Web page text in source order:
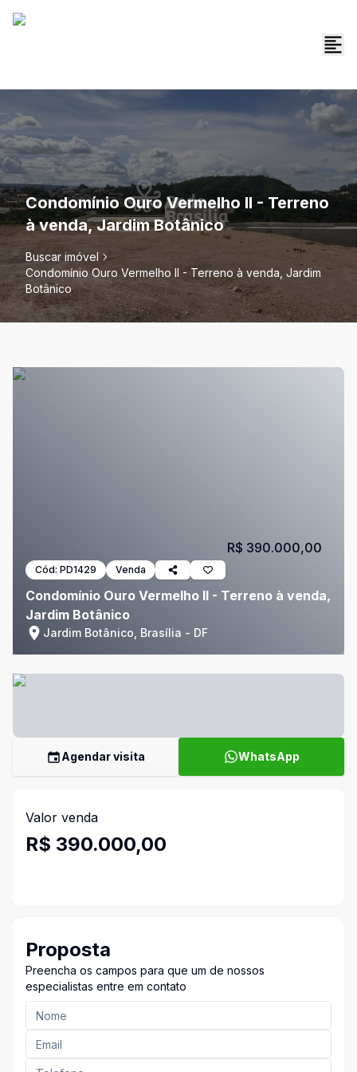
Condomínio Ouro Vermelho II - Terreno
à venda, Jardim Botânico
Buscar imóvel
Condomínio Ouro Vermelho II - Terreno à venda, Jardim
Botânico
Cód: PD1429 Venda
Condomínio Ouro Vermelho II - Terreno à venda,
Jardim Botânico
Jardim Botânico, Brasília - DF
R$ 390.000,00
Agendar visita WhatsApp
Valor venda
R$ 390.000,00
Proposta
Preencha os campos para que um de nossos
especialistas entre em contato